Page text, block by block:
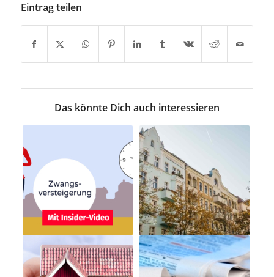
Eintrag teilen
Das könnte Dich auch interessieren